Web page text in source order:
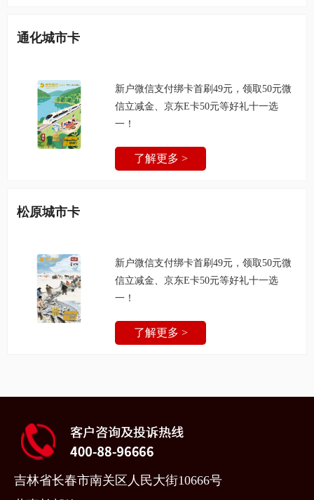
通化城市卡
新户微信支付绑卡首刷49元，领取50元微
信立减金、京东E卡50元等好礼十一选
一！
了解更多 >
松原城市卡
新户微信支付绑卡首刷49元，领取50元微
信立减金、京东E卡50元等好礼十一选
一！
了解更多 >
吉林省长春市南关区人民大街10666号